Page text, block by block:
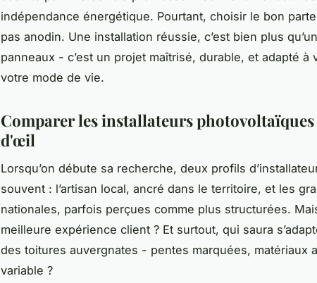
indépendance énergétique. Pourtant, choisir le bon
pas anodin. Une installation réussie, c’est bien plus
panneaux - c’est un projet maîtrisé, durable, et adapté à
votre mode de vie.
Comparer les installateurs photovoltaïques
d'œil
Lorsqu’on débute sa recherche, deux profils
souvent : l’artisan local, ancré dans le territoire, et les
nationales, parfois perçues comme plus structurées.
meilleure expérience client ? Et surtout, qui saura
des toitures auvergnates - pentes marquées, matériaux
variable ?